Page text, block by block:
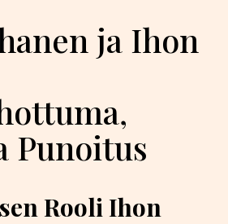
ja Ihon
Punoitus
Rooli Ihon